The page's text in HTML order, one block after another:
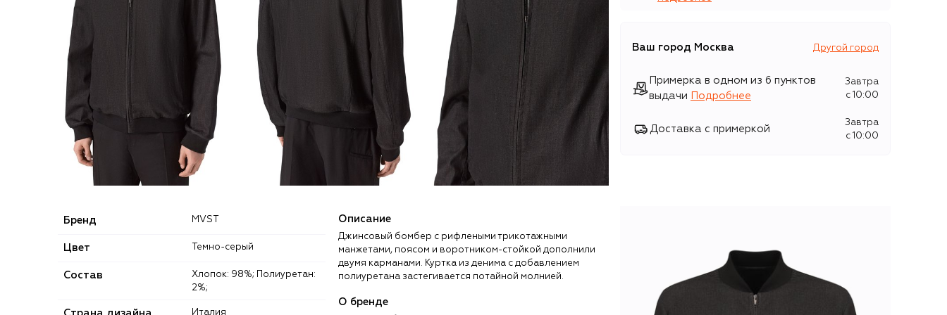
Ваш город Москва Другой город
Примерка в одном из 6 пунктов
выдачи
Подробнее
Завтра
c 10:00
Доставка с примеркой
Завтра
c 10:00
Бренд MVST
Цвет Темно-серый
Состав
Хлопок: 98%; Полиуретан:
2%;
Италия
Описание
Джинсовый бомбер с рифлеными трикотажными
манжетами, поясом и воротником-стойкой дополнили
двумя карманами. Куртка из денима с добавлением
полиуретана застегивается потайной молнией.
О бренде